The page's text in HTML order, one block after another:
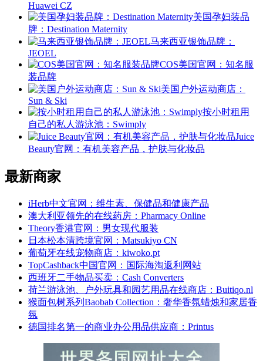
Huawei CZ
美国孕妇装品
牌：Destination Maternity
马来西亚银饰品牌：
JEOEL
COS美国官网：知名服
装品牌
美国户外运动商店：
Sun & Ski
按小时租用
自己的私人游泳池：Swimply
Juice
Beauty官网：有机美容产品，护肤与化妆品
最新商家
iHerb中文官网：维生素、保健品和健康产品
澳大利亚领先的在线药房：Pharmacy Online
Theory香港官网：男女现代服装
日本松本清跨境官网：Matsukiyo CN
葡萄牙在线宠物商店：kiwoko.pt
TopCashback中国官网：国际海淘返利网站
西班牙二手物品买卖：Cash Converters
荷兰游泳池、户外玩具和园艺用品在线商店：Buitiqo.nl
猴面包树系列Baobab Collection：奢华香氛蜡烛和家居香
氛
德国排名第一的商业办公用品供应商：Printus